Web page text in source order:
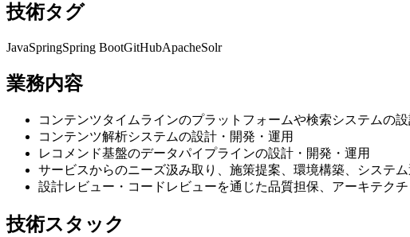
技術タグ
JavaSpringSpring BootGitHubApacheSolr
業務内容
コンテンツタイムラインのプラットフォームや検索システムの
コンテンツ解析システムの設計・開発・運用
レコメンド基盤のデータパイプラインの設計・開発・運用
サービスからのニーズ汲み取り、施策提案、環境構築、システム
設計レビュー・コードレビューを通じた品質担保、アーキテク
技術スタック